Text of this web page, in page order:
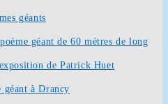
géants
géant de 60 mètres de long
de Patrick Huet
géant à Drancy